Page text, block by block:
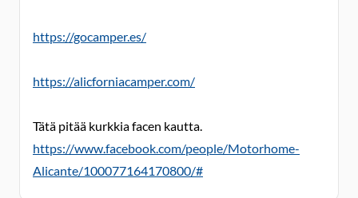
https://gocamper.es/
https://alicforniacamper.com/
Tätä pitää kurkkia facen kautta.
https://www.facebook.com/people/Motorhome-
Alicante/100077164170800/#